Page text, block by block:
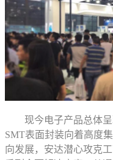
现今电子产品总体呈
SMT表面封装向着高度
向发展，安达潜心攻克